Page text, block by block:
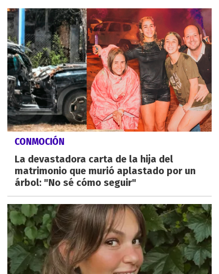
CONMOCIÓN
La devastadora carta de la hija del
matrimonio que murió aplastado por un
árbol: "No sé cómo seguir"